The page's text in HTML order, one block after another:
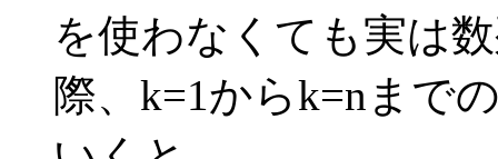
を使わなくても実は
際、k=1からk=nまで